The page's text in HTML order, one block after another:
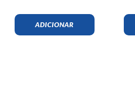
ADICIONAR